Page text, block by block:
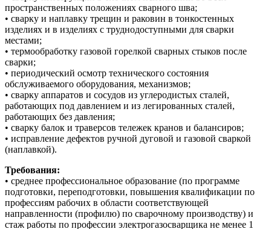
пространственных положениях сварного шва;
• сварку и наплавку трещин и раковин в тонкостенных
изделиях и в изделиях с труднодоступными для сварки
местами;
• термообработку газовой горелкой сварных стыков после
сварки;
• периодический осмотр технического состояния
обслуживаемого оборудования, механизмов;
• сварку аппаратов и сосудов из углеродистых сталей,
работающих под давлением и из легированных сталей,
работающих без давления;
• сварку балок и траверсов тележек кранов и балансиров;
• исправление дефектов ручной дуговой и газовой сваркой
(наплавкой).
Требования:
• среднее профессиональное образование (по программе
подготовки, переподготовки, повышения квалификации по
профессиям рабочих в области соответствующей
направленности (профилю) по сварочному производству) и
стаж работы по профессии электрогазосварщика не менее 1